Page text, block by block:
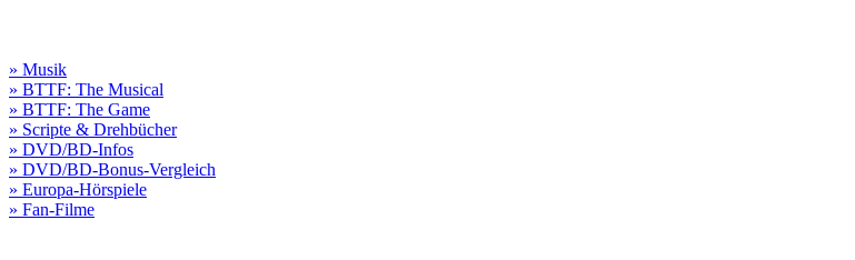
» Musik
» BTTF: The Musical
» BTTF: The Game
» Scripte & Drehbücher
» DVD/BD-Infos
» DVD/BD-Bonus-Vergleich
» Europa-Hörspiele
» Fan-Filme